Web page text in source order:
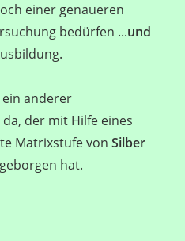
einer genaueren
bedürfen ...und
ein anderer
der mit Hilfe eines
Matrixstufe von Silber
hat.